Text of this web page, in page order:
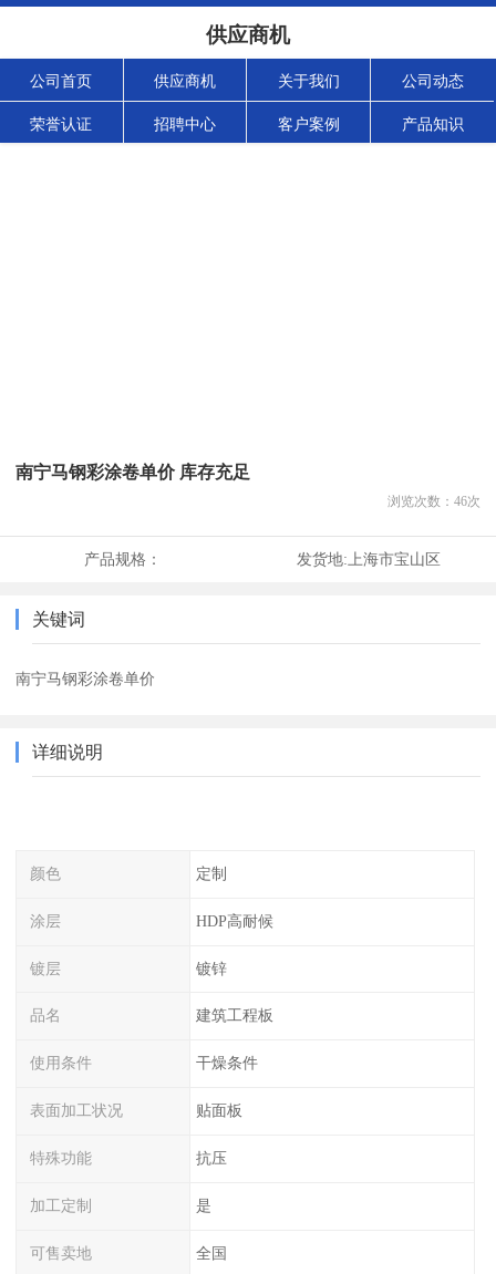
供应商机
公司首页 供应商机 关于我们 公司动态
荣誉认证 招聘中心 客户案例 产品知识
南宁马钢彩涂卷单价 库存充足
浏览次数： 46次
产品规格： 发货地: 上海市宝山区
关键词
南宁马钢彩涂卷单价
详细说明
颜色 定制
涂层 HDP高耐候
镀层 镀锌
品名 建筑工程板
使用条件 干燥条件
表面加工状况 贴面板
特殊功能 抗压
加工定制 是
可售卖地 全国